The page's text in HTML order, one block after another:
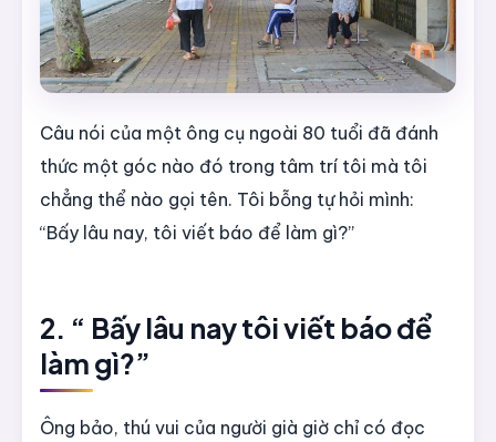
Câu nói của một ông cụ ngoài 80 tuổi đã đánh
thức một góc nào đó trong tâm trí tôi mà tôi
chẳng thể nào gọi tên. Tôi bỗng tự hỏi mình:
“Bấy lâu nay, tôi viết báo để làm gì?”
2. “ Bấy lâu nay tôi viết báo để
làm gì?”
Ông bảo, thú vui của người già giờ chỉ có đọc